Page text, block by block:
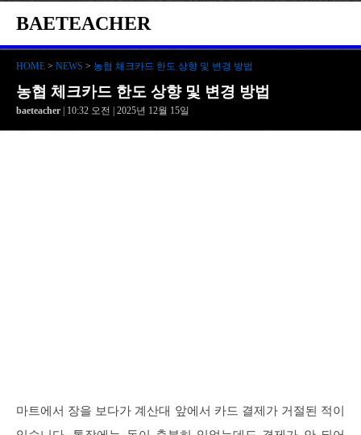
BAETEACHER
HOME > NEWS > 농협 체크카드 한도 상향 및 변경 방법
농협 체크카드 한도 상향 및 변경 방법
baeteacher | 10:32 오전 | 2025년 12월 15일
마트에서 장을 보다가 계산대 앞에서 카드 결제가 거절된 적이